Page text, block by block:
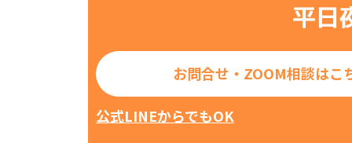
平日
お問合せ・ZOOM相談はこ
公式LINEからでもOK